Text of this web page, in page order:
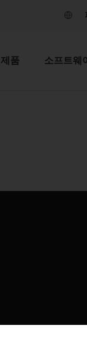
제품 소프트웨